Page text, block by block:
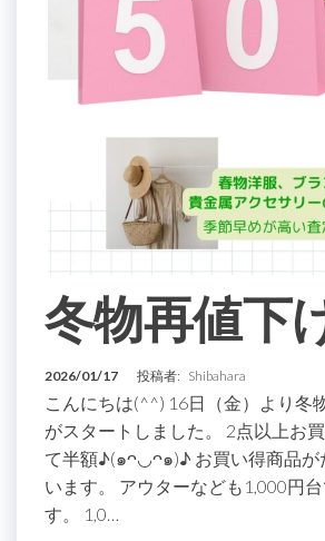
冬物再値下
2026/01/17 投稿者: Shibahara
こんにちは(^^) 16日（金）より冬
がスタートしました。 2点以上お
て半額♪(๑ᴖ◡ᴖ๑)♪ お買い得商品が
います。 アウターなども1,000円
す。 1,0…